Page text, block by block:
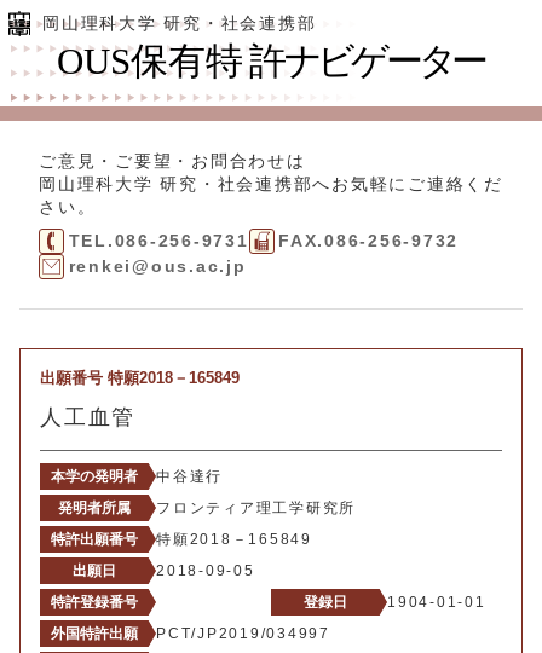
岡山理科大学 研究・社会連携部
ご意見・ご要望・お問合わせは
岡山理科大学 研究・社会連携部へお気軽にご連絡くだ
さい。
TEL.086-256-9731
FAX.086-256-9732
renkei@ous.ac.jp
出願番号 特願2018－165849
人工血管
本学の発明者
中谷達行
発明者所属
フロンティア理工学研究所
特許出願番号
特願2018－165849
出願日
2018-09-05
特許登録番号
登録日
1904-01-01
外国特許出願
PCT/JP2019/034997